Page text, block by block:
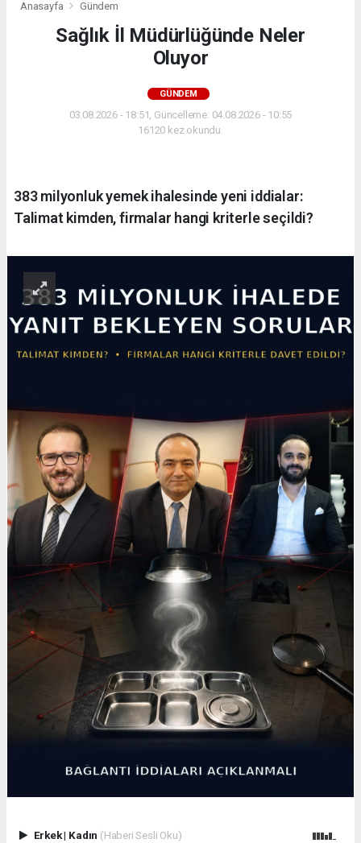
Anasayfa Gündem
Sağlık İl Müdürlüğünde Neler
Oluyor
GÜNDEM
03.08.2026 - 18:51, Güncelleme: 04.08.2026 - 10:55
16120 kez okundu.
383 milyonluk yemek ihalesinde yeni iddialar:
Talimat kimden, firmalar hangi kriterle seçildi?
Erkek| Kadın (Haberi Sesli Oku)